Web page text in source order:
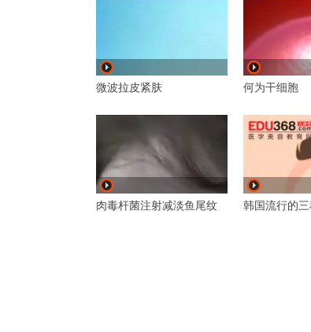
微波拉皮紧肤 何为干细胞
肉毒杆菌注射减淡鱼尾纹